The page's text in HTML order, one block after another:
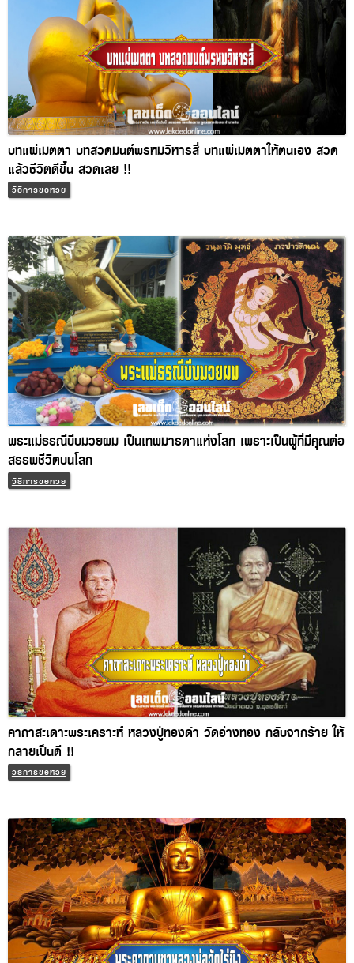
บทแผ่เมตตา บทสวดมนต์พรหมวิหารสี่ บทแผ่เมตตาให้ตนเอง
สวดแล้วชีวิตดีขึ้น สวดเลย !!
วิธีการขอหวย
พระแม่ธรณีบีบมวยผม เป็นเทพมารดาแห่งโลก เพราะเป็นผู้ที่มีคุณ
ต่อสรรพชีวิตบนโลก
วิธีการขอหวย
คาถาสะเดาะพระเคราะห์ หลวงปู่ทองดำ วัดอ่างทอง กลับจากร้าย
ให้กลายเป็นดี !!
วิธีการขอหวย